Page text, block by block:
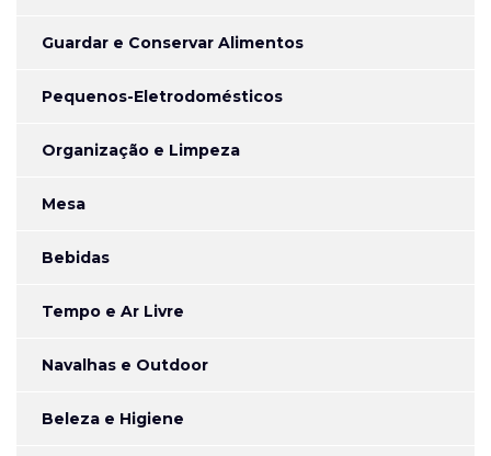
Guardar e Conservar Alimentos
Pequenos-Eletrodomésticos
Organização e Limpeza
Mesa
Bebidas
Tempo e Ar Livre
Navalhas e Outdoor
Beleza e Higiene